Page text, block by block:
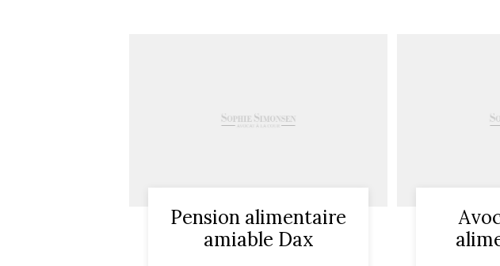
Pension alimentaire
amiable Dax